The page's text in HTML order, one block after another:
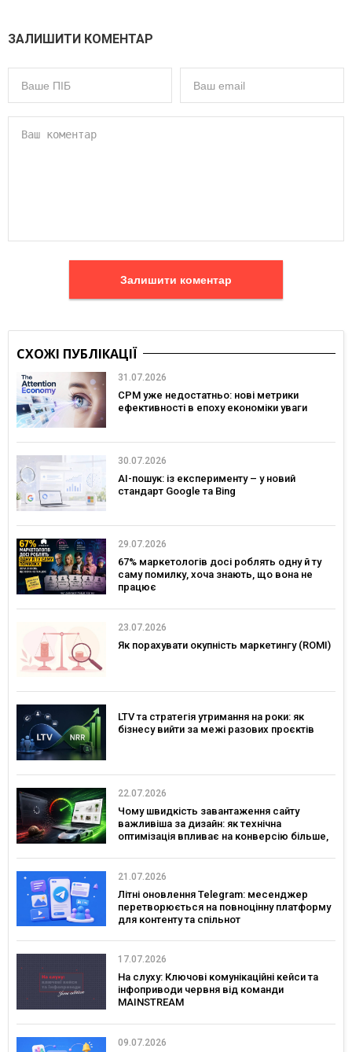
ЗАЛИШИТИ КОМЕНТАР
Залишити коментар
СХОЖІ ПУБЛІКАЦІЇ
31.07.2026
CPM уже недостатньо: нові метрики
ефективності в епоху економіки уваги
30.07.2026
AI-пошук: із експерименту – у новий
стандарт Google та Bing
29.07.2026
67% маркетологів досі роблять одну й ту
саму помилку, хоча знають, що вона не
працює
23.07.2026
Як порахувати окупність маркетингу (ROMI)
LTV та стратегія утримання на роки: як
бізнесу вийти за межі разових проєктів
22.07.2026
Чому швидкість завантаження сайту
важливіша за дизайн: як технічна
оптимізація впливає на конверсію більше,
21.07.2026
Літні оновлення Telegram: месенджер
перетворюється на повноцінну платформу
для контенту та спільнот
17.07.2026
На слуху: Ключові комунікаційні кейси та
інфоприводи червня від команди
MAINSTREAM
09.07.2026